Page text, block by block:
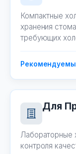
Компактные
хранения
требующих
Для
Лабораторные
контроля